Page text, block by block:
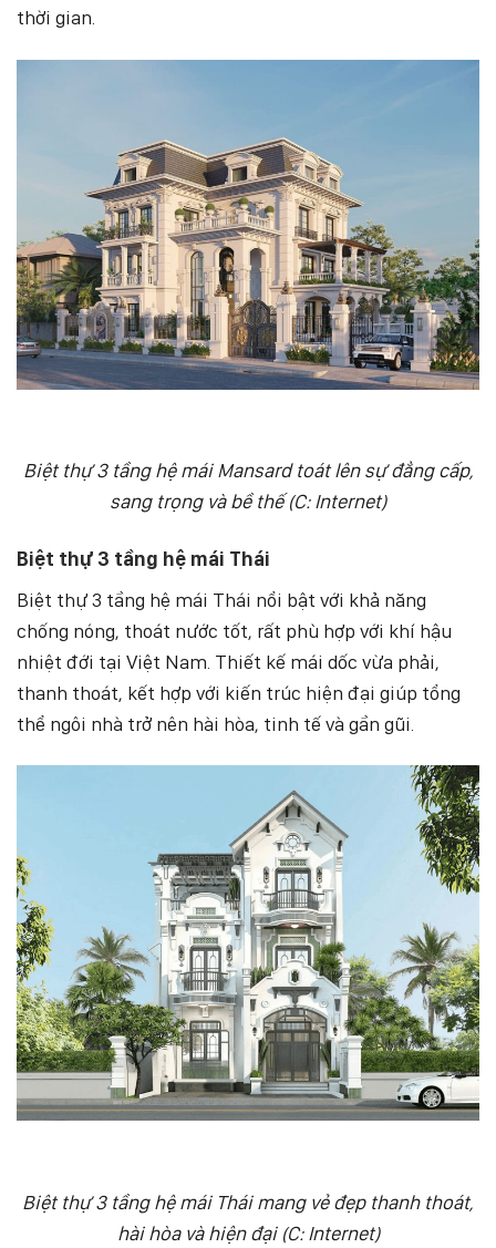
thời gian.
Biệt thự 3 tầng hệ mái Mansard toát lên sự đẳng cấp,
sang trọng và bề thế (C: Internet)
Biệt thự 3 tầng hệ mái Thái
Biệt thự 3 tầng hệ mái Thái nổi bật với khả năng
chống nóng, thoát nước tốt, rất phù hợp với khí hậu
nhiệt đới tại Việt Nam. Thiết kế mái dốc vừa phải,
thanh thoát, kết hợp với kiến trúc hiện đại giúp tổng
thể ngôi nhà trở nên hài hòa, tinh tế và gần gũi.
Biệt thự 3 tầng hệ mái Thái mang vẻ đẹp thanh thoát,
hài hòa và hiện đại (C: Internet)